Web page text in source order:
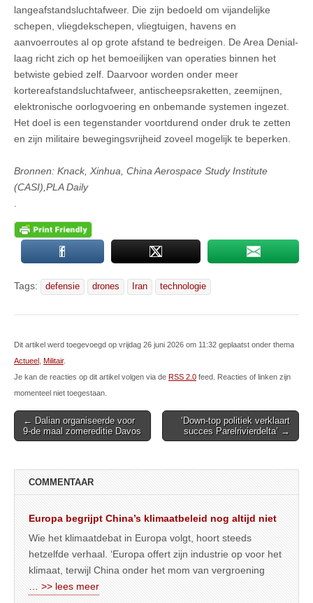
langeafstandsluchtafweer. Die zijn bedoeld om vijandelijke
schepen, vliegdekschepen, vliegtuigen, havens en
aanvoerroutes al op grote afstand te bedreigen. De Area Denial-
laag richt zich op het bemoeilijken van operaties binnen het
betwiste gebied zelf. Daarvoor worden onder meer
kortereafstandsluchtafweer, antischeepsraketten, zeemijnen,
elektronische oorlogvoering en onbemande systemen ingezet.
Het doel is een tegenstander voortdurend onder druk te zetten
en zijn militaire bewegingsvrijheid zoveel mogelijk te beperken.
Bronnen: Knack, Xinhua, China Aerospace Study Institute
(CASI),PLA Daily
Tags: defensie drones Iran technologie
Dit artikel werd toegevoegd op vrijdag 26 juni 2026 om 11:32 geplaatst onder thema
Actueel Militair.
Je kan de reacties op dit artikel volgen via de RSS 2.0 feed. Reacties of linken zijn
momenteel niet toegestaan.
Post
navigation
← Dalian organiseerde voor
9-de maal zomereditie Davos
‘Down-top politiek verklaart
succes Parelrivierdelta’ →
COMMENTAAR
Europa begrijpt China’s klimaatbeleid nog altijd niet
Wie het klimaatdebat in Europa volgt, hoort steeds
hetzelfde verhaal. ‘Europa offert zijn industrie op voor het
klimaat, terwijl China onder het mom van vergroening
… >> lees meer